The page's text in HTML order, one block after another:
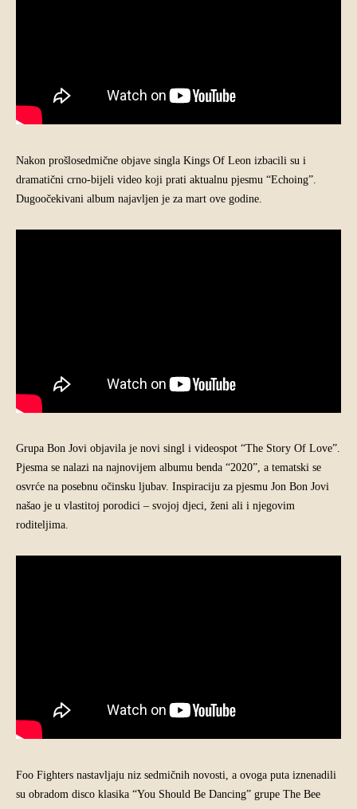
Nakon prošlosedmične objave singla Kings Of Leon izbacili su i
dramatični crno-bijeli video koji prati aktualnu pjesmu “Echoing”.
Dugoočekivani album najavljen je za mart ove godine.
Grupa Bon Jovi objavila je novi singl i videospot “The Story Of Love”.
Pjesma se nalazi na najnovijem albumu benda “2020”, a tematski se
osvrće na posebnu očinsku ljubav. Inspiraciju za pjesmu Jon Bon Jovi
našao je u vlastitoj porodici – svojoj djeci, ženi ali i njegovim
roditeljima.
Foo Fighters nastavljaju niz sedmičnih novosti, a ovoga puta iznenadili
su obradom disco klasika “You Should Be Dancing” grupe The Bee